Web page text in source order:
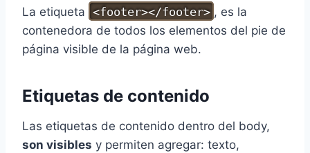
La etiqueta <footer></footer> , es la
contenedora de todos los elementos del pie de
página visible de la página web.
Etiquetas de contenido
Las etiquetas de contenido dentro del body,
son visibles y permiten agregar: texto,